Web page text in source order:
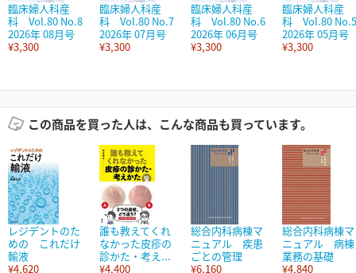
臨床婦人科産
科 Vol.80 No.8
2026年 08月号
¥3,300
臨床婦人科産
科 Vol.80 No.7
2026年 07月号
¥3,300
臨床婦人科産
科 Vol.80 No.6
2026年 06月号
¥3,300
臨床婦人科産
科 Vol.80 No.5
2026年 05月号
¥3,300
この商品を買った人は、こんな商品も買っています。
レジデントのた
めの これだけ
輸液
¥4,620
誰も教えてくれ
なかった皮疹の
診かた・考え...
¥4,400
総合内科病棟マ
ニュアル 疾患
ごとの管理
¥6,160
総合内科病棟マ
ニュアル 病棟
業務の基礎
¥4,840